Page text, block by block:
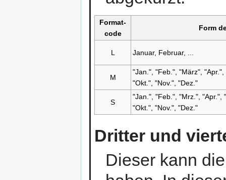
Format­
code
Form
L Januar, Februar, ...
M
"Jan.", "Feb.", "März",
"Okt.", "Nov.", "Dez."
S
"Jan.", "Feb.", "Mrz.", "Apr.",
"Okt.", "Nov.", "Dez."
Dritter und
Dieser kann